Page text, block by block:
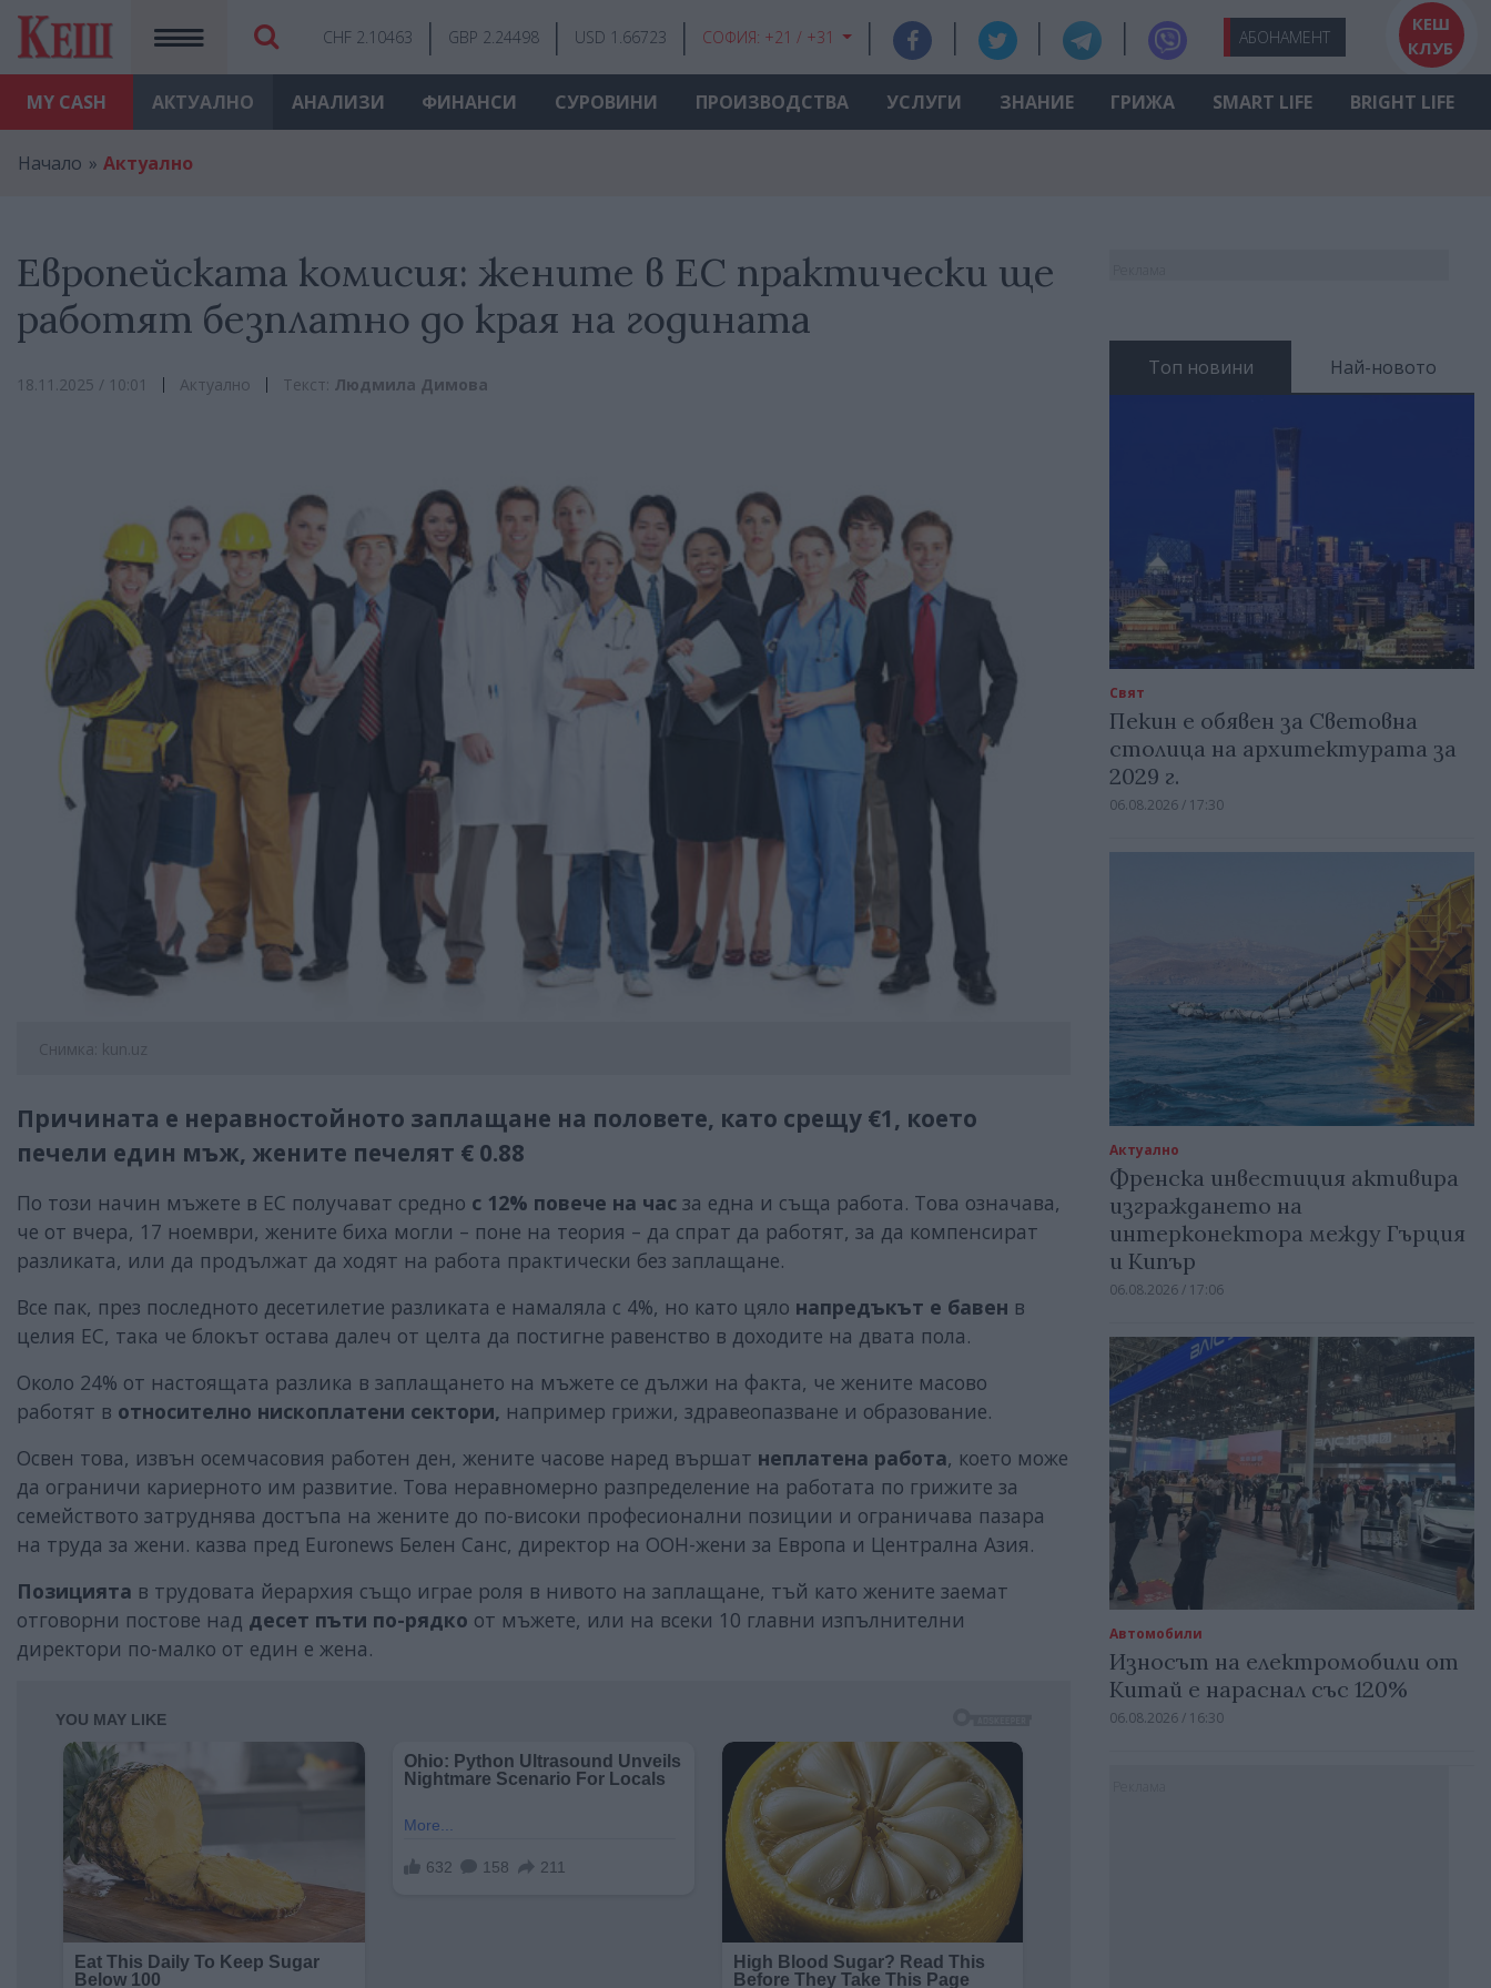
MY CASH
CHF 2.10463 GBP 2.24498 USD 1.66723 СОФИЯ: +21 / +31 АБОНАМЕНТ
КЕШ
КЛУБ
АКТУАЛНО АНАЛИЗИ ФИНАНСИ СУРОВИНИ ПРОИЗВОДСТВА УСЛУГИ ЗНАНИЕ ГРИЖА SMART LIFE BRIGHT LIFE
Начало Актуално
Европейската комисия: жените в ЕС практически ще
работят безплатно до края на годината
18.11.2025 / 10:01 Актуално Текст: Людмила Димова
Снимка: kun.uz
Причината е неравностойното заплащане на половете, като срещу €1, което
печели един мъж, жените печелят € 0.88
По този начин мъжете в ЕС получават средно с 12% повече на час за една и съща работа. Това означава,
че от вчера, 17 ноември, жените биха могли – поне на теория – да спрат да работят, за да компенсират
разликата, или да продължат да ходят на работа практически без заплащане.
Все пак, през последното десетилетие разликата е намаляла с 4%, но като цяло напредъкът е бавен в
целия ЕС, така че блокът остава далеч от целта да постигне равенство в доходите на двата пола.
Около 24% от настоящата разлика в заплащането на мъжете се дължи на факта, че жените масово
работят в относително нископлатени сектори, например грижи, здравеопазване и образование.
Освен това, извън осемчасовия работен ден, жените часове наред вършат неплатена работа, което може
да ограничи кариерното им развитие. Това неравномерно разпределение на работата по грижите за
семейството затруднява достъпа на жените до по-високи професионални позиции и ограничава пазара
на труда за жени. казва пред Euronews Белен Санс, директор на ООН-жени за Европа и Централна Азия.
Позицията в трудовата йерархия също играе роля в нивото на заплащане, тъй като жените заемат
отговорни постове над десет пъти по-рядко от мъжете, или на всеки 10 главни изпълнителни
директори по-малко от един е жена.
Топ новини Най-новото
Свят
Пекин е обявен за Световна
столица на архитектурата за
2029 г.
06.08.2026 / 17:30
Актуално
Френска инвестиция активира
изграждането на
интерконектора между Гърция
и Кипър
06.08.2026 / 17:06
Автомобили
Износът на електромобили от
Китай е нараснал със 120%
06.08.2026 / 16:30